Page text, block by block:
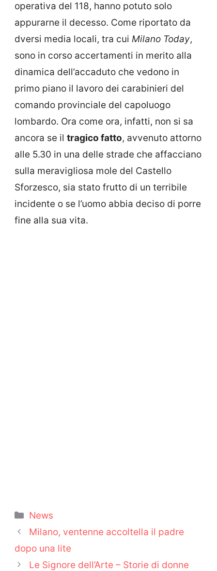
operativa del 118, hanno potuto solo
appurarne il decesso. Come riportato da
dversi media locali, tra cui Milano Today,
sono in corso accertamenti in merito alla
dinamica dell’accaduto che vedono in
primo piano il lavoro dei carabinieri del
comando provinciale del capoluogo
lombardo. Ora come ora, infatti, non si sa
ancora se il tragico fatto, avvenuto attorno
alle 5.30 in una delle strade che affacciano
sulla meravigliosa mole del Castello
Sforzesco, sia stato frutto di un terribile
incidente o se l’uomo abbia deciso di porre
fine alla sua vita.
Categorie
News
Milano, ventenne accoltella il padre
dopo una lite
Le Signore dell’Arte – Storie di donne